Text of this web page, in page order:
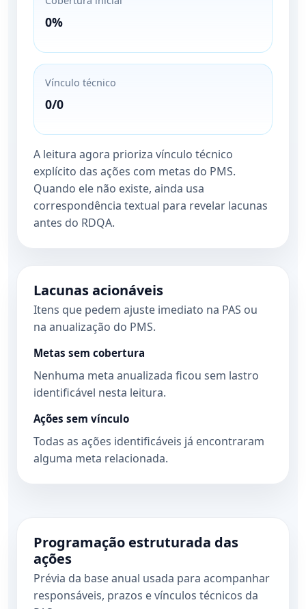
0%
Vínculo técnico
0/0
A leitura agora prioriza vínculo técnico
explícito das ações com metas do PMS.
Quando ele não existe, ainda usa
correspondência textual para revelar lacunas
antes do RDQA.
Lacunas acionáveis
Itens que pedem ajuste imediato na PAS ou
na anualização do PMS.
Metas sem cobertura
Nenhuma meta anualizada ficou sem lastro
identificável nesta leitura.
Ações sem vínculo
Todas as ações identificáveis já encontraram
alguma meta relacionada.
Programação estruturada das
ações
Prévia da base anual usada para acompanhar
responsáveis, prazos e vínculos técnicos da